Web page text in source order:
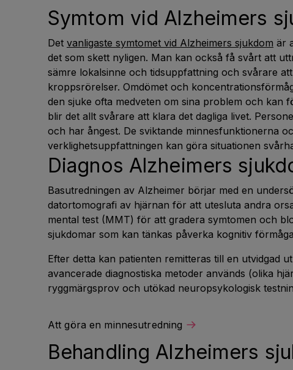
Symtom vid Alzheimers
Det vanligaste symtomet vid Alzheimers sjukdom är
det som skett nyligen. Man kan också få svårt att
sämre lokalsinne och tidsuppfattning och svårare
kroppsrörelser. Omdömet och
den sjuke ofta medveten om sina problem och kan
blir det allt svårare att klara det dagliga livet.
och har ångest. De sviktande minnesfunktionerna
verklighetsuppfattningen kan göra situationen
Diagnos Alzheimers
Basutredningen av Alzheimer börjar med en
datortomografi av hjärnan för att utesluta andra
mental test (MMT) för att gradera symtomen och
sjukdomar som kan tänkas påverka kognitiv
Efter detta kan patienten remitteras till en utvidgad
avancerade diagnostiska metoder används (olika
ryggmärgsprov och utökad neuropsykologisk
Att göra en minnesutredning
Behandling Alzheimers